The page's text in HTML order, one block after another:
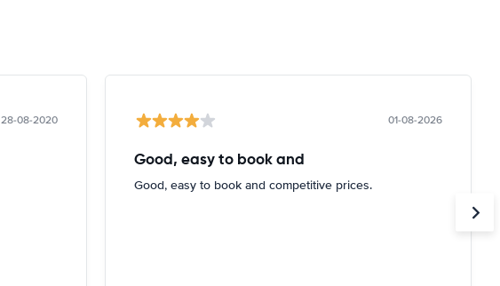
28-08-2020 01-08-2026
Good, easy to book and
Good, easy to book and competitive prices.